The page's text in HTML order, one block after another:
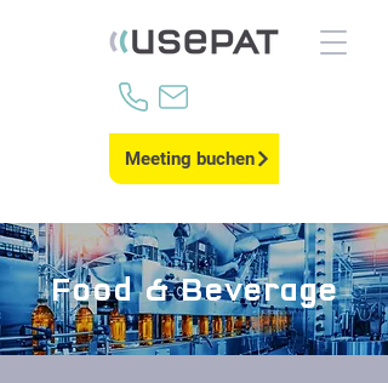
Meeting buchen
Food & Beverage